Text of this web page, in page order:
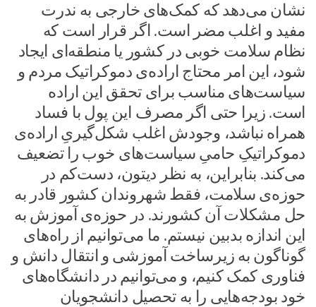
نشان می‌دهد که کمک‌های خارجی به ندرت
مفید و اغلب مضر است. اگر قرار است که
نظام سلامت خوبی در کشور یا منطقه‌ای ایجاد
شود، این امر محتاج اراده‌ی دموکراتیک مردم و
سیاست‌های مناسب برای تحقق این اراده
است. زیرا حتی اگر مصرف این پول با فساد
همراه نباشد، وجودش اغلب شکل‌گیریِ اراده‌ی
دموکراتیکِ حامیِ سیاست‌های خوب را تضعیف
می‌کند. بنابراین، به نظر دیتون، دست‌کم در
حوزه‌ی سلامت، فقط شهروندان کشور قادر به
حل مشکلات آن کشورند. در حوزه‌ی آموزش به
این اندازه بدبین نیستم. ما می‌توانیم از راه‌های
گوناگون به زیرساخت آموزشی و انتقال دانش و
فناوری کمک کنیم، و می‌توانیم در دانشگاه‌های
خود بودجه‌هایی را به تحصیل دانشجویان